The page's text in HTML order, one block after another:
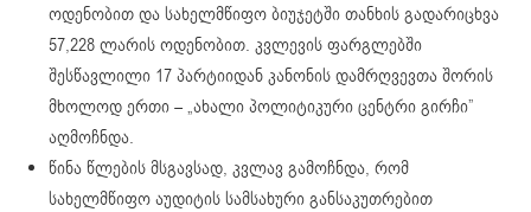
ოდენობით და სახელმწიფო ბიუჯეტში თანხის გადარიცხვა
57,228 ლარის ოდენობით. კვლევის ფარგლებში
შესწავლილი 17 პარტიიდან კანონის დამრღვევთა შორის
მხოლოდ ერთი – „ახალი პოლიტიკური ცენტრი გირჩი”
აღმოჩნდა.
წინა წლების მსგავსად, კვლავ გამოჩნდა, რომ
სახელმწიფო აუდიტის სამსახური განსაკუთრებით